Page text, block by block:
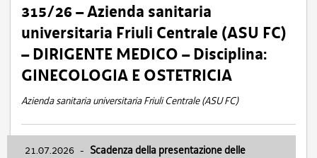
315/26 – Azienda sanitaria
universitaria Friuli Centrale (ASU FC)
– DIRIGENTE MEDICO – Disciplina:
GINECOLOGIA E OSTETRICIA
Azienda sanitaria universitaria Friuli Centrale (ASU FC)
21.07.2026 - Scadenza della presentazione delle